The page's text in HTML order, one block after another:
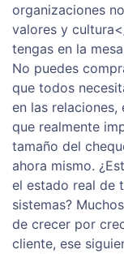
organizaciones
valores y
tengas en la
No puedes
que todos
en las
que realmente
tamaño del
ahora mismo.
el estado real de
sistemas?
de crecer por
cliente, ese